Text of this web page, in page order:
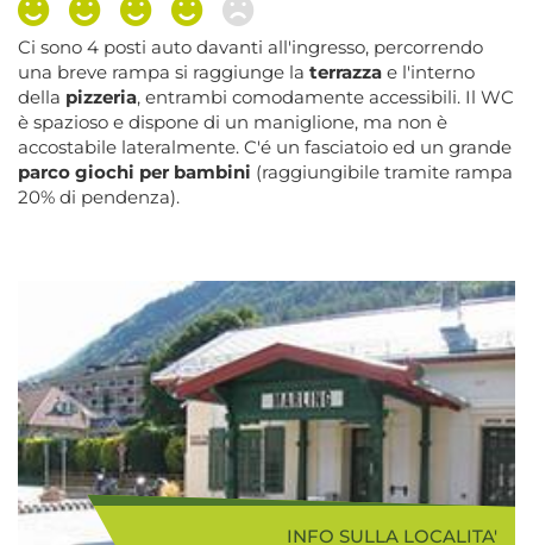
Ci sono 4 posti auto davanti all'ingresso, percorrendo
una breve rampa si raggiunge la terrazza e l'interno
della pizzeria, entrambi comodamente accessibili. Il WC
è spazioso e dispone di un maniglione, ma non è
accostabile lateralmente. C'é un fasciatoio ed un grande
parco giochi per bambini (raggiungibile tramite rampa
20% di pendenza).
INFO SULLA LOCALITA'